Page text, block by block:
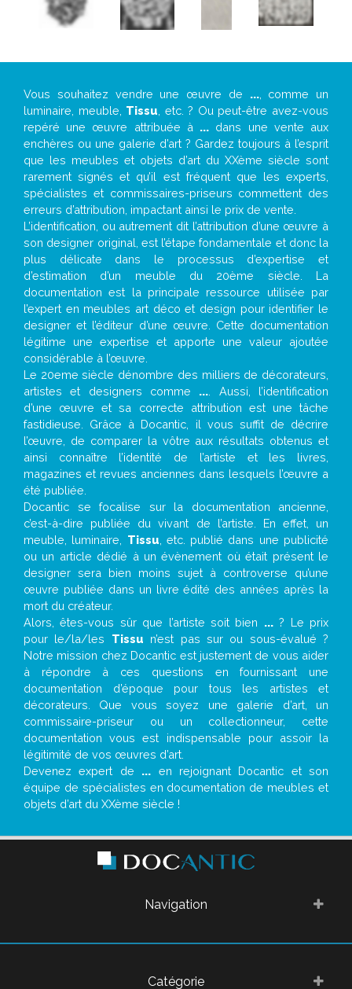
Vous souhaitez vendre une œuvre de ..., comme un
luminaire, meuble, Tissu , etc. ? Ou peut-être avez-vous
repéré une œuvre attribuée à ... dans une vente aux
enchères ou une galerie d’art ? Gardez toujours à l’esprit
que les meubles et objets d’art du XXème siècle sont
rarement signés et qu’il est fréquent que les experts,
spécialistes et commissaires-priseurs commettent des
erreurs d’attribution, impactant ainsi le prix de vente.
L’identification, ou autrement dit l’attribution d’une œuvre à
son designer original, est l’étape fondamentale et donc la
plus délicate dans le processus d’expertise et
d’estimation d’un meuble du 20ème siècle. La
documentation est la principale ressource utilisée par
l’expert en meubles art déco et design pour identifier le
designer et l’éditeur d’une œuvre. Cette documentation
légitime une expertise et apporte une valeur ajoutée
considérable à l’œuvre.
Le 20eme siècle dénombre des milliers de décorateurs,
artistes et designers comme ... . Aussi, l’identification
d’une œuvre et sa correcte attribution est une tâche
fastidieuse. Grâce à Docantic, il vous suffit de décrire
l’œuvre, de comparer la vôtre aux résultats obtenus et
ainsi connaître l’identité de l’artiste et les livres,
magazines et revues anciennes dans lesquels l’œuvre a
été publiée.
Docantic se focalise sur la documentation ancienne,
c’est-à-dire publiée du vivant de l’artiste. En effet, un
meuble, luminaire, Tissu , etc. publié dans une publicité
ou un article dédié à un évènement où était présent le
designer sera bien moins sujet à controverse qu’une
œuvre publiée dans un livre édité des années après la
mort du créateur.
Alors, êtes-vous sûr que l’artiste soit bien ...? Le prix
pour le/la/les Tissu n’est pas sur ou sous-évalué ?
Notre mission chez Docantic est justement de vous aider
à répondre à ces questions en fournissant une
documentation d’époque pour tous les artistes et
décorateurs. Que vous soyez une galerie d’art, un
commissaire-priseur ou un collectionneur, cette
documentation vous est indispensable pour assoir la
légitimité de vos œuvres d’art.
Devenez expert de ... en rejoignant Docantic et son
équipe de spécialistes en documentation de meubles et
objets d’art du XXème siècle !
Navigation
Catégorie